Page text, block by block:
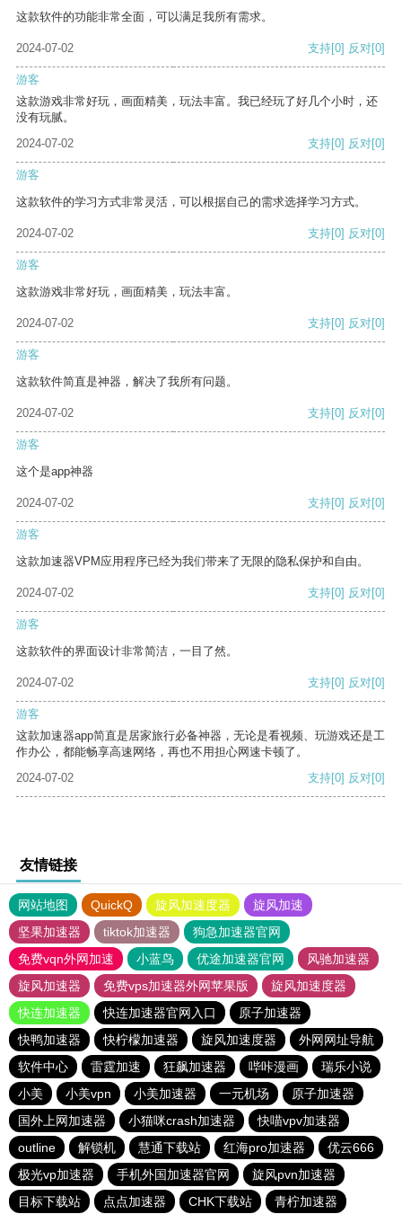
这款软件的功能非常全面，可以满足我所有需求。
2024-07-02 支持[0] 反对[0]
游客
这款游戏非常好玩，画面精美，玩法丰富。我已经玩了好几个小时，还
没有玩腻。
2024-07-02
支持[0] 反对[0]
游客
这款软件的学习方式非常灵活，可以根据自己的需求选择学习方式。
2024-07-02 支持[0] 反对[0]
游客
这款游戏非常好玩，画面精美，玩法丰富。
2024-07-02 支持[0] 反对[0]
游客
这款软件简直是神器，解决了我所有问题。
2024-07-02 支持[0] 反对[0]
游客
这个是app神器
2024-07-02 支持[0] 反对[0]
游客
这款加速器VPM应用程序已经为我们带来了无限的隐私保护和自由。
2024-07-02 支持[0] 反对[0]
游客
这款软件的界面设计非常简洁，一目了然。
2024-07-02 支持[0] 反对[0]
游客
这款加速器app简直是居家旅行必备神器，无论是看视频、玩游戏还是工
作办公，都能畅享高速网络，再也不用担心网速卡顿了。
2024-07-02
支持[0] 反对[0]
友情链接
网站地图 QuickQ 旋风加速度器
旋风加速
坚果加速器
tiktok加速器
狗急加速器官网
免费vqn外网加速
小蓝鸟 优途加速器官网
风驰加速器
旋风加速器
免费vps加速器外网苹果版
旋风加速度器
快连加速器
快连加速器官网入口
原子加速器
快鸭加速器
快柠檬加速器 旋风加速度器
外网网址导航
软件中心
雷霆加速 狂飙加速器 哔咔漫画
瑞乐小说
小美
小美vpn 小美加速器 一元机场
原子加速器
国外上网加速器
小猫咪crash加速器
快喵vpv加速器
outline
解锁机 慧通下载站 红海pro加速器
优云666
极光vp加速器
手机外国加速器官网
旋风pvn加速器
目标下载站
点点加速器 CHK下载站 青柠加速器